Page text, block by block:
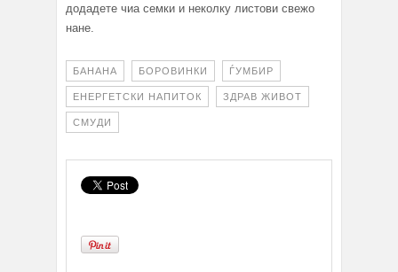
додадете чиа семки и неколку листови свежо
нане.
БАНАНА БОРОВИНКИ ЃУМБИР
ЕНЕРГЕТСКИ НАПИТОК ЗДРАВ ЖИВОТ
СМУДИ